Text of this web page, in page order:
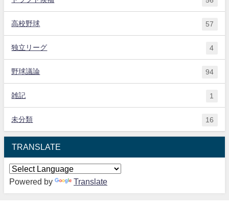
高校野球 57
独立リーグ 4
野球議論 94
雑記 1
未分類 16
TRANSLATE
Powered by Translate